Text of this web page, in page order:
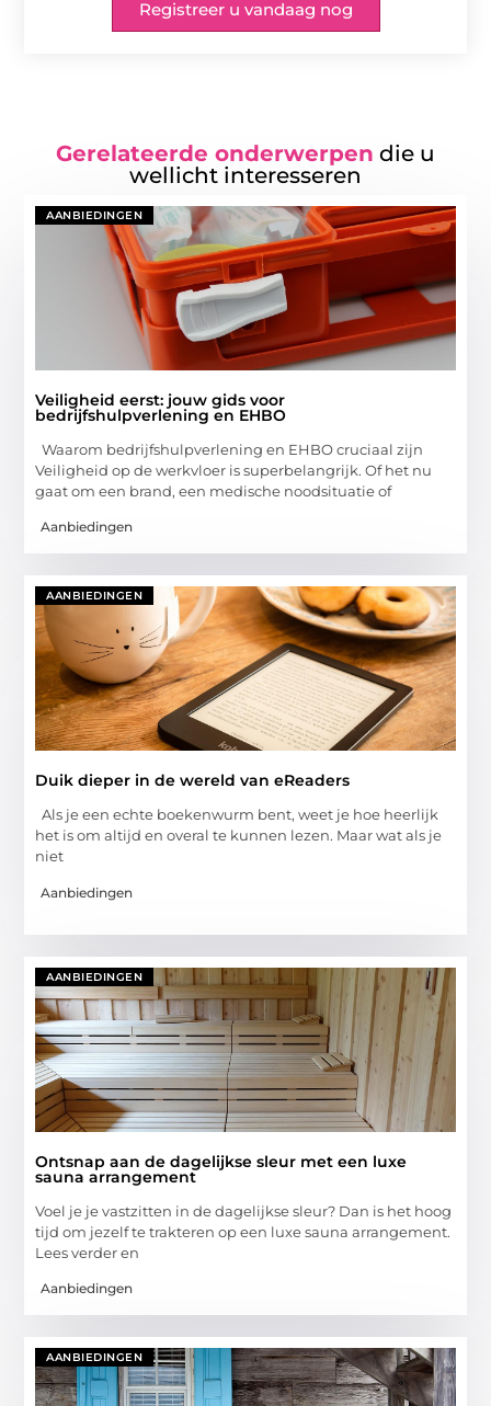
Registreer u vandaag nog
Gerelateerde onderwerpen die u
wellicht interesseren
AANBIEDINGEN
Veiligheid eerst: jouw gids voor
bedrijfshulpverlening en EHBO
Waarom bedrijfshulpverlening en EHBO cruciaal zijn
Veiligheid op de werkvloer is superbelangrijk. Of het nu
gaat om een brand, een medische noodsituatie of
Aanbiedingen
AANBIEDINGEN
Duik dieper in de wereld van eReaders
Als je een echte boekenwurm bent, weet je hoe heerlijk
het is om altijd en overal te kunnen lezen. Maar wat als je
niet
Aanbiedingen
AANBIEDINGEN
Ontsnap aan de dagelijkse sleur met een luxe
sauna arrangement
Voel je je vastzitten in de dagelijkse sleur? Dan is het hoog
tijd om jezelf te trakteren op een luxe sauna arrangement.
Lees verder en
Aanbiedingen
AANBIEDINGEN